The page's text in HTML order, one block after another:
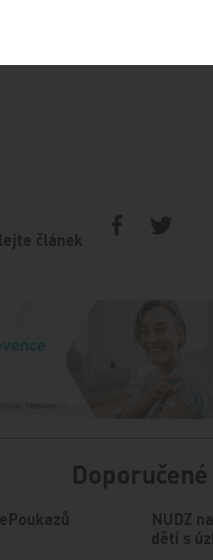
článek
Doporučené
NUDZ
dětí s